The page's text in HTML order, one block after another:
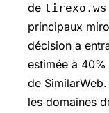
de tirexo.ws
principaux
décision a
estimée à
de
les domaines